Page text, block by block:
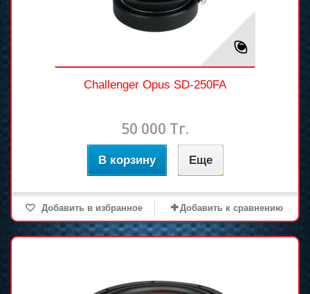
Challenger Opus SD-250FA
50 000 Тг.
В корзину Еще
Добавить в избранное Добавить к сравнению